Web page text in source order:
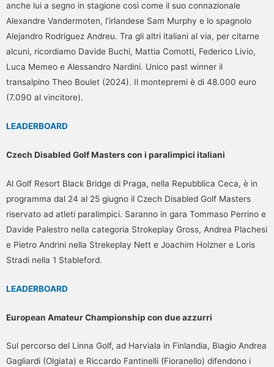
anche lui a segno in stagione così come il suo connazionale
Alexandre Vandermoten, l’irlandese Sam Murphy e lo spagnolo
Alejandro Rodriguez Andreu. Tra gli altri italiani al via, per citarne
alcuni, ricordiamo Davide Buchi, Mattia Comotti, Federico Livio,
Luca Memeo e Alessandro Nardini. Unico past winner il
transalpino Theo Boulet (2024). Il montepremi è di 48.000 euro
(7.090 al vincitore).
LEADERBOARD
Czech Disabled Golf Masters con i paralimpici italiani
Al Golf Resort Black Bridge di Praga, nella Repubblica Ceca, è in
programma dal 24 al 25 giugno il Czech Disabled Golf Masters
riservato ad atleti paralimpici. Saranno in gara Tommaso Perrino e
Davide Palestro nella categoria Strokeplay Gross, Andrea Plachesi
e Pietro Andrini nella Strekeplay Nett e Joachim Holzner e Loris
Stradi nella 1 Stableford.
LEADERBOARD
European Amateur Championship con due azzurri
Sul percorso del Linna Golf, ad Harviala in Finlandia, Biagio Andrea
Gagliardi (Olgiata) e Riccardo Fantinelli (Fioranello) difendono i